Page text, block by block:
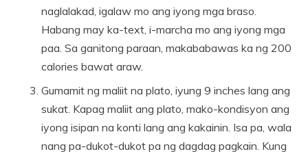
naglalakad, igalaw mo ang iyong mga braso.
Habang may ka-text, i-marcha mo ang iyong mga
paa. Sa ganitong paraan, makababawas ka ng 200
calories bawat araw.
Gumamit ng maliit na plato, iyung 9 inches lang ang
sukat. Kapag maliit ang plato, mako-kondisyon ang
iyong isipan na konti lang ang kakainin. Isa pa, wala
nang pa-dukot-dukot pa ng dagdag pagkain. Kung